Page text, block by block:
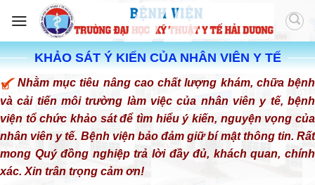
KHẢO SÁT Ý KIẾN CỦA NHÂN VIÊN Y TẾ
Nhằm mục tiêu nâng cao chất lượng khám, chữa bệnh
và cải tiến môi trường làm việc của nhân viên y tế, bệnh
viện tổ chức khảo sát để tìm hiểu ý kiến, nguyện vọng của
nhân viên y tế. Bệnh viện bảo đảm giữ bí mật thông tin. Rất
mong Quý đồng nghiệp trả lời đầy đủ, khách quan, chính
xác. Xin trân trọng cảm ơn!